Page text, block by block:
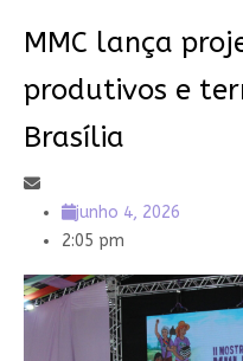
MMC lança
produtivos e
Brasília
junho 4, 2026
2:05 pm